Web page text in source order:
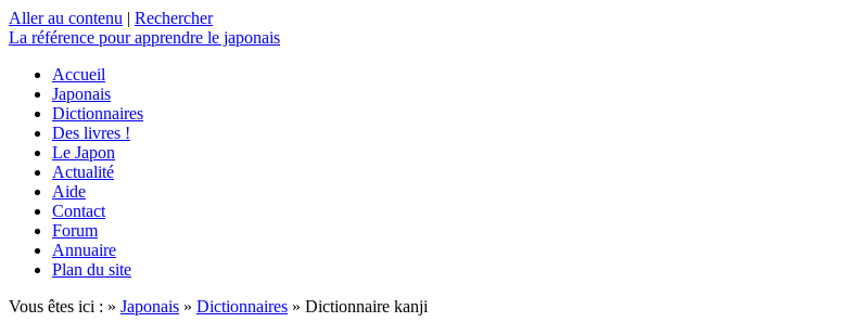
Aller au contenu | Rechercher
La référence pour apprendre le japonais
Accueil
Japonais
Dictionnaires
Des livres !
Le Japon
Actualité
Aide
Contact
Forum
Annuaire
Plan du site
Vous êtes ici : » Japonais » Dictionnaires » Dictionnaire kanji